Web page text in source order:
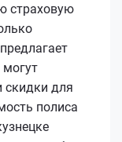
страховую
скидки для
полиса